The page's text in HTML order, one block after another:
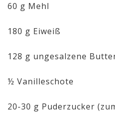
60 g Mehl
180 g Eiweiß
128 g ungesalzene
½ Vanilleschote
20-30 g Puderzucker